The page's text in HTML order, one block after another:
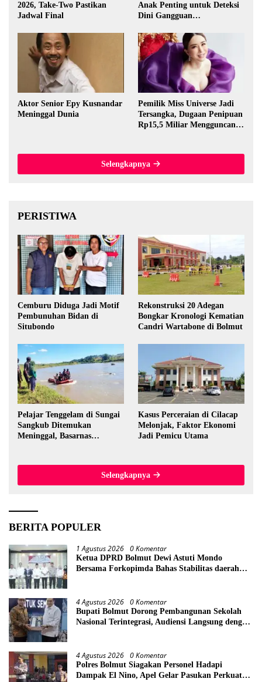
2026, Take-Two Pastikan
Jadwal Final
Anak Penting untuk Deteksi
Dini Gangguan
Aktor Senior Epy Kusnandar
Meninggal Dunia
Pemilik Miss Universe Jadi
Tersangka, Dugaan Penipuan
Rp15,5 Miliar Mengguncang
Selengkapnya
PERISTIWA
Cemburu Diduga Jadi Motif
Pembunuhan Bidan di
Situbondo
Rekonstruksi 20 Adegan
Bongkar Kronologi Kematian
Candri Wartabone di Bolmut
Pelajar Tenggelam di Sungai
Sangkub Ditemukan
Meninggal, Basarnas
Kasus Perceraian di Cilacap
Melonjak, Faktor Ekonomi
Jadi Pemicu Utama
Selengkapnya
BERITA POPULER
1 Agustus 2026 0 Komentar
Ketua DPRD Bolmut Dewi Astuti Mondo
Bersama Forkopimda Bahas Stabilitas daerah
4 Agustus 2026 0 Komentar
Bupati Bolmut Dorong Pembangunan Sekolah
Nasional Terintegrasi, Audiensi Langsung dengan
4 Agustus 2026 0 Komentar
Polres Bolmut Siagakan Personel Hadapi
Dampak El Nino, Apel Gelar Pasukan Perkuat